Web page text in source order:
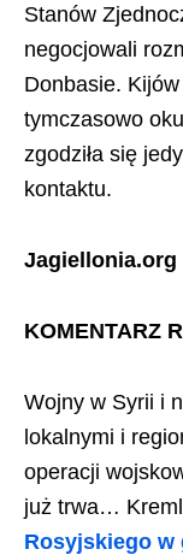
Stanów
negocjowali
Donbasie. Kijów
tymczasowo
zgodziła się
kontaktu.
Jagiellonia.org
KOMENTARZ
Wojny w Syrii i
lokalnymi i
operacji
już trwa…
Rosyjskiego w